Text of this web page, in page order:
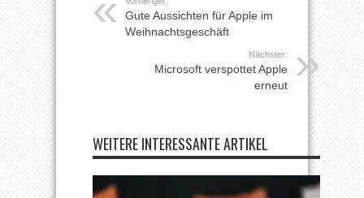
Gute Aussichten für Apple im
Weihnachtsgeschäft
Nächster:
Microsoft verspottet Apple
erneut
WEITERE INTERESSANTE ARTIKEL